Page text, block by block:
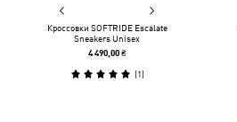
Кроссовки SOFTRIDE Escalate
Sneakers Unisex
4 490,00 ₴
(1)